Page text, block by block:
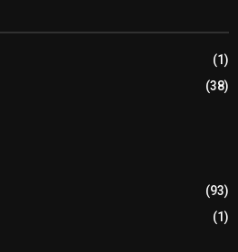
(1)
(38)
(93)
(1)